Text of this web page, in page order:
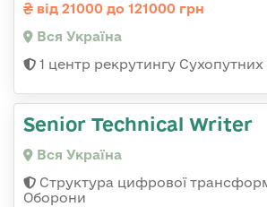
від 21000 до 121000 грн
Вся Україна
1 центр рекрутингу Сухопутних
Senior Technical Writer
Вся Україна
Структура цифрової
Оборони